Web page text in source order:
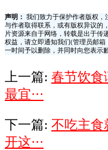
声明：
我们致力于保护作者版权，
与作者取得联系，或有版权异议的
片资源来自于网络，转载是出于传
权益，请立即通知我们(管理员邮
一时间予以删除，并同时向您表示
上一篇: 春节饮食
最宜···
下一篇: 不吃主食
开这···